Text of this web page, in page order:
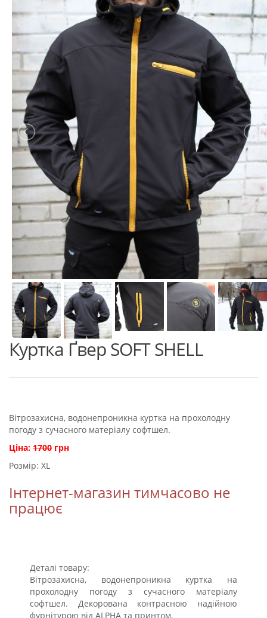
Куртка Ґвер SOFT SHELL
Вітрозахисна, водонепроникна куртка на прохолодну
погоду з сучасного матеріалу софтшел.
Ціна: 1700 грн
Розмір: XL
Інтернет-магазин тимчасово не
працює
Деталі товару:
Вітрозахисна, водонепроникна куртка на
прохолодну погоду з сучасного матеріалу
софтшел. Декорована контрасною надійною
фурнітурою від ALPHA та принтом.